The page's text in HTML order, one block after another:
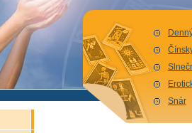
Snár